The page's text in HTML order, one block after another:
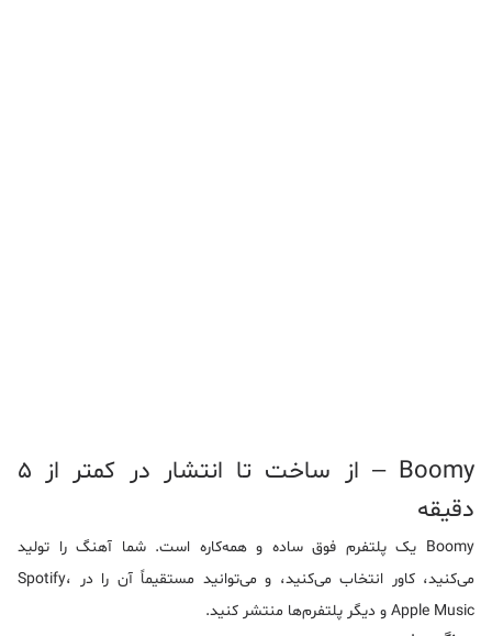
Boomy – از ساخت تا انتشار در کمتر از ۵
دقیقه
Boomy یک پلتفرم فوق ساده و همه‌کاره است. شما آهنگ را تولید
می‌کنید، کاور انتخاب می‌کنید، و می‌توانید مستقیماً آن را در Spotify،
Apple Music و دیگر پلتفرم‌ها منتشر کنید.